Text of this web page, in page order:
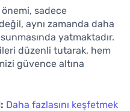
sadece
aynı zamanda daha
yatmaktadır.
düzenli tutarak, hem
güvence altına
Daha fazlasını keşfetmek